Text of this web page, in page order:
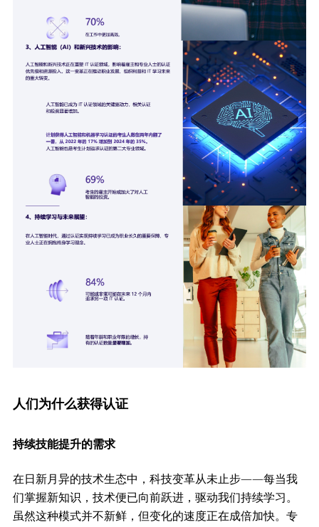
人们为什么获得认证
持续技能提升的需求
在日新月异的技术生态中，科技变革从未止步——每当我
们掌握新知识，技术便已向前跃进，驱动我们持续学习。
虽然这种模式并不新鲜，但变化的速度正在成倍加快。专